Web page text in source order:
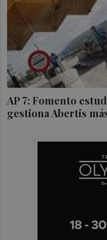
AP 7: Fomento
gestiona Abertis